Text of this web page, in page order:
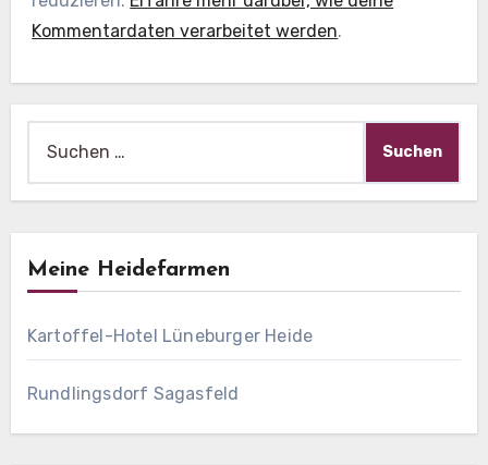
Kommentardaten verarbeitet werden.
nach:
Meine Heidefarmen
Kartoffel-Hotel Lüneburger Heide
Rundlingsdorf Sagasfeld